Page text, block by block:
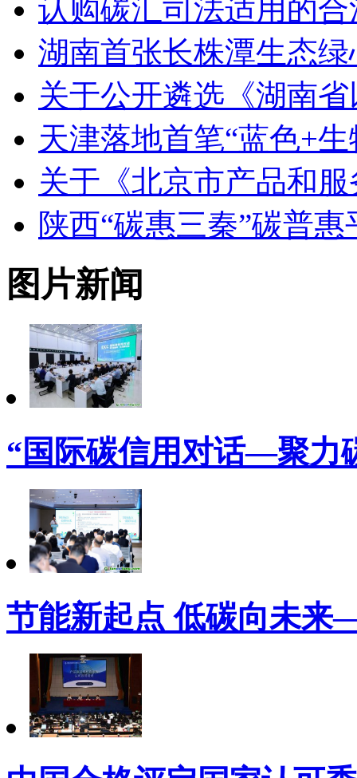
认购碳汇司法适用的
湖南首张长株潭生态
关于公开遴选《湖南
天津落地首笔“蓝色+
关于《北京市产品和
陕西“碳惠三秦”碳普
图片新闻
“国际碳信用对话—聚力
节能新起点 低碳向未